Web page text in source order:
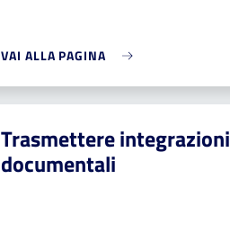
VAI ALLA PAGINA
Trasmettere integrazioni
documentali